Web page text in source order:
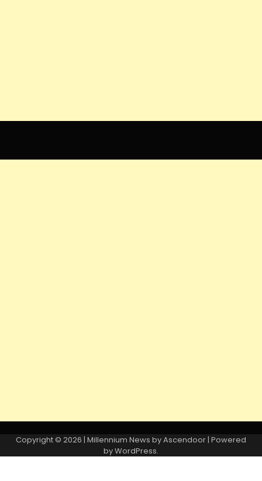
Copyright © 2026 | Millennium News byAscendoor | Powered
byWordPress.